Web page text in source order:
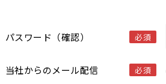
パスワード（確認） 必須
当社からのメール配信 必須